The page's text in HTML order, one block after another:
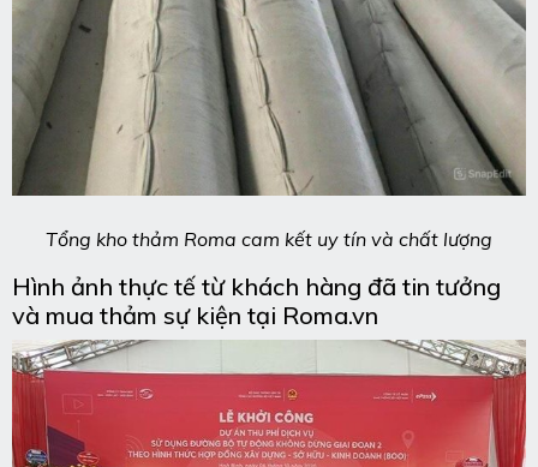
Tổng kho thảm Roma cam kết uy tín và chất lượng
Hình ảnh thực tế từ khách hàng đã tin tưởng
và mua thảm sự kiện tại Roma.vn